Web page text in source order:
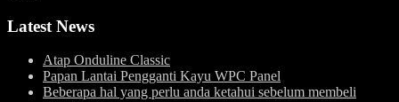
Latest News
Atap Onduline Classic
Papan Lantai Pengganti Kayu WPC Panel
Beberapa hal yang perlu anda ketahui sebelum membeli